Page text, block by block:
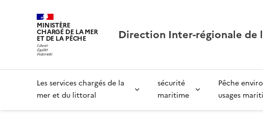
MINISTÈRE
CHARGÉ DE LA MER
ET DE LA PÊCHE Direction Inter-régionale de
Les services chargés de la
mer et du littoral
sécurité
maritime
Pêche
usages